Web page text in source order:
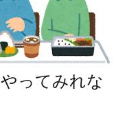
ってみれな